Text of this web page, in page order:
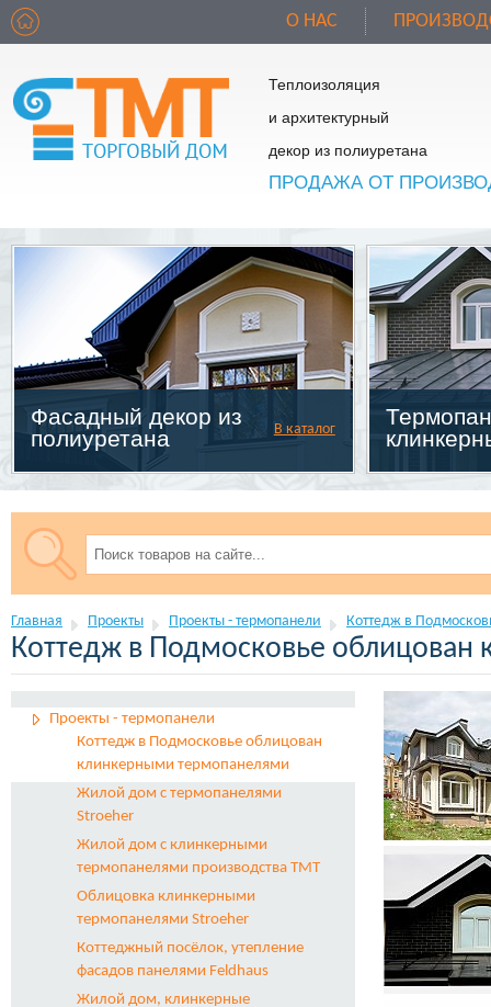
О НАС
Теплоизоляция
и архитектурный
декор из полиуретана
ПРОДАЖА ОТ
Фасадный декор из
полиуретана
В каталог
Главная Проекты Проекты - термопанели Коттедж в
Коттедж в Подмоcковье
Проекты - термопанели
Коттедж в Подмоcковье облицован
клинкерными термопанелями
Жилой дом с термопанелями
Stroeher
Жилой дом с клинкерными
термопанелями производства ТМТ
Облицовка клинкерными
термопанелями Stroeher
Коттеджный посёлок, утепление
фасадов панелями Feldhaus
Жилой дом, клинкерные